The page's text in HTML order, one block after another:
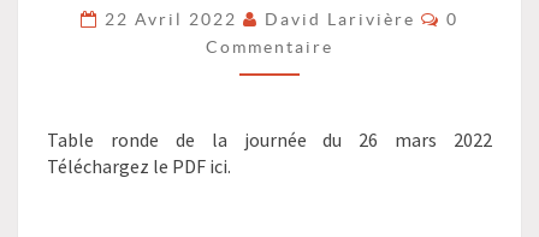
FAMILIAL?
QUELLE
L’ÉDUCATION
22 Avril 2022 David Larivière
0
Commentaire
Table ronde de la journée du 26 mars 2022
Téléchargez le PDF ici.